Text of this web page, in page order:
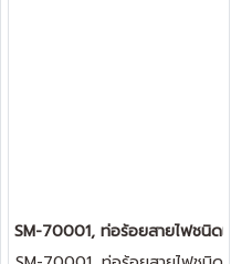
SM-70001, ท่อร้อยสายไฟชนิดเห